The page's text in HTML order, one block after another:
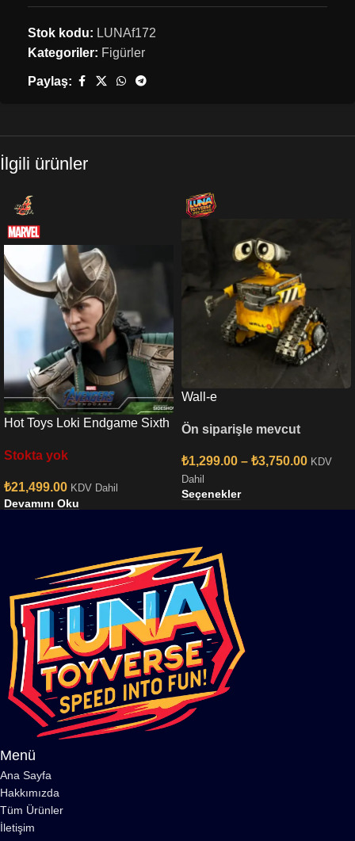
Stok kodu: LUNAf172
Kategoriler: Figürler
Paylaş:
İlgili ürünler
Hot Toys Loki Endgame Sixth
Stokta yok
₺21,499.00 KDV Dahil
Devamını Oku
Wall-e
Ön siparişle mevcut
₺1,299.00 – ₺3,750.00 KDV
Dahil
Seçenekler
Menü
Ana Sayfa
Hakkımızda
Tüm Ürünler
İletişim